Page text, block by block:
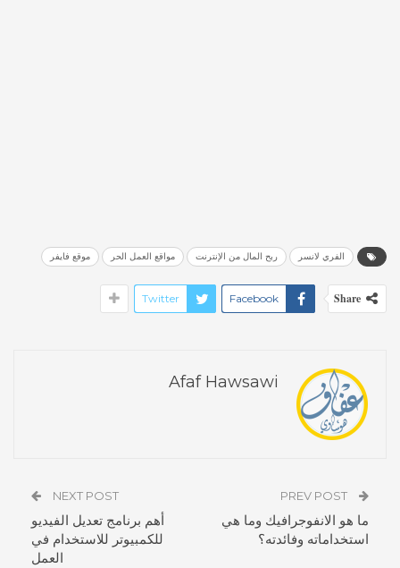
الفري لانسر ربح المال من الإنترنت مواقع العمل الحر موقع فايفر
Share
Facebook
Twitter
Afaf Hawsawi
ما هو الانفوجرافيك وما هي
استخداماته وفائدته؟
NEXT POST
أهم برنامج تعديل الفيديو
للكمبيوتر للاستخدام في
العمل